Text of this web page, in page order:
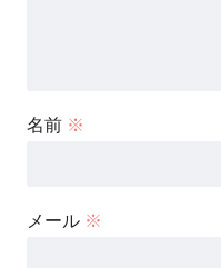
名前 ※
メール ※